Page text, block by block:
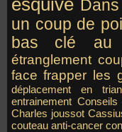
un coup de
bas
clé au
étranglement
face frapper les
déplacement en
entrainement
Charles joussot
couteau anti-cancer